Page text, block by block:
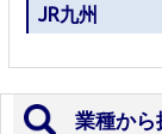
JR九州
業種から